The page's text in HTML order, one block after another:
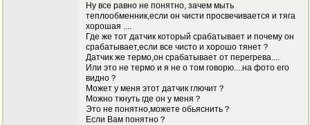
Ну все равно не понятно, зачем мыть
теплообменник,если он чисти просвечивается и тяга
хорошая ....
Где же тот датчик который срабатывает и почему он
срабатывает,если все чисто и хорошо тянет？
Датчик же термо,он срабатывает от перегрева....
Или это не термо и я не о том говорю....на фото его
видно？
Может у меня этот датчик глючит？
Можно ткнуть где он у меня？
Это не понятно,можете обьяснить？
Если Вам понятно？